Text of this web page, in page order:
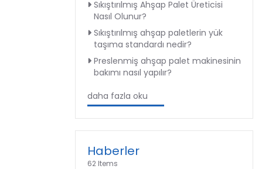
Sıkıştırılmış Ahşap Palet Üreticisi
Nasıl Olunur?
Sıkıştırılmış ahşap paletlerin yük
taşıma standardı nedir?
Preslenmiş ahşap palet makinesinin
bakımı nasıl yapılır?
daha fazla oku
Haberler
62 Items